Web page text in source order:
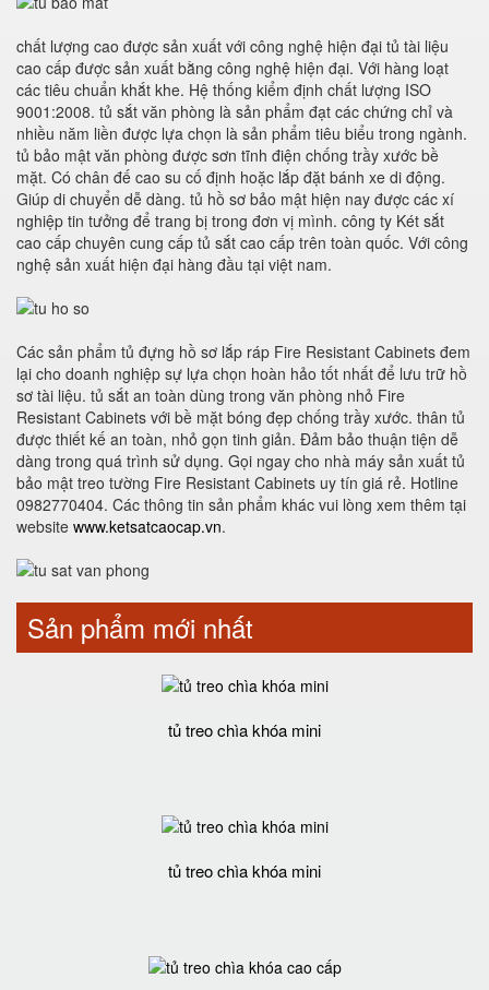
chất lượng cao được sản xuất với công nghệ hiện đại tủ tài liệu
cao cấp được sản xuất bằng công nghệ hiện đại. Với hàng loạt
các tiêu chuẩn khắt khe. Hệ thống kiểm định chất lượng ISO
9001:2008. tủ sắt văn phòng là sản phẩm đạt các chứng chỉ và
nhiều năm liền được lựa chọn là sản phẩm tiêu biểu trong ngành.
tủ bảo mật văn phòng được sơn tĩnh điện chống trầy xước bề
mặt. Có chân đế cao su cố định hoặc lắp đặt bánh xe di động.
Giúp di chuyển dễ dàng. tủ hồ sơ bảo mật hiện nay được các xí
nghiệp tin tưởng để trang bị trong đơn vị mình. công ty Két sắt
cao cấp chuyên cung cấp tủ sắt cao cấp trên toàn quốc. Với công
nghệ sản xuất hiện đại hàng đầu tại việt nam.
Các sản phẩm tủ đựng hồ sơ lắp ráp Fire Resistant Cabinets đem
lại cho doanh nghiệp sự lựa chọn hoàn hảo tốt nhất để lưu trữ hồ
sơ tài liệu. tủ sắt an toàn dùng trong văn phòng nhỏ Fire
Resistant Cabinets với bề mặt bóng đẹp chống trầy xước. thân tủ
được thiết kế an toàn, nhỏ gọn tinh giản. Đảm bảo thuận tiện dễ
dàng trong quá trình sử dụng. Gọi ngay cho nhà máy sản xuất tủ
bảo mật treo tường Fire Resistant Cabinets uy tín giá rẻ. Hotline
0982770404. Các thông tin sản phẩm khác vui lòng xem thêm tại
website www.ketsatcaocap.vn.
Sản phẩm mới nhất
tủ treo chìa khóa mini
tủ treo chìa khóa mini